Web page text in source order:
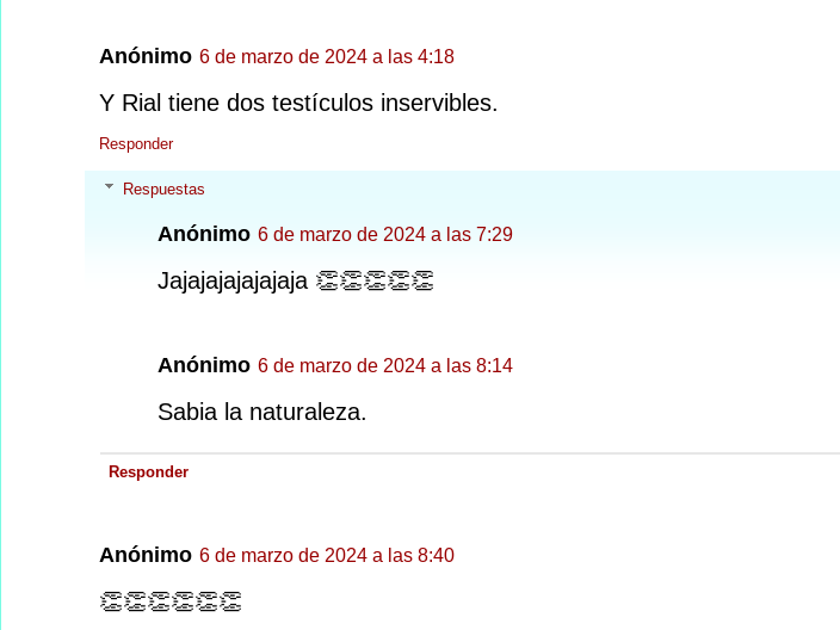
Anónimo 6 de marzo de 2024 a las 4:18
Y Rial tiene dos testículos inservibles.
Responder
Respuestas
Anónimo 6 de marzo de 2024 a las 7:29
Jajajajajajajaja 👏👏👏👏👏
Anónimo 6 de marzo de 2024 a las 8:14
Sabia la naturaleza.
Responder
Anónimo 6 de marzo de 2024 a las 8:40
👏👏👏👏👏👏